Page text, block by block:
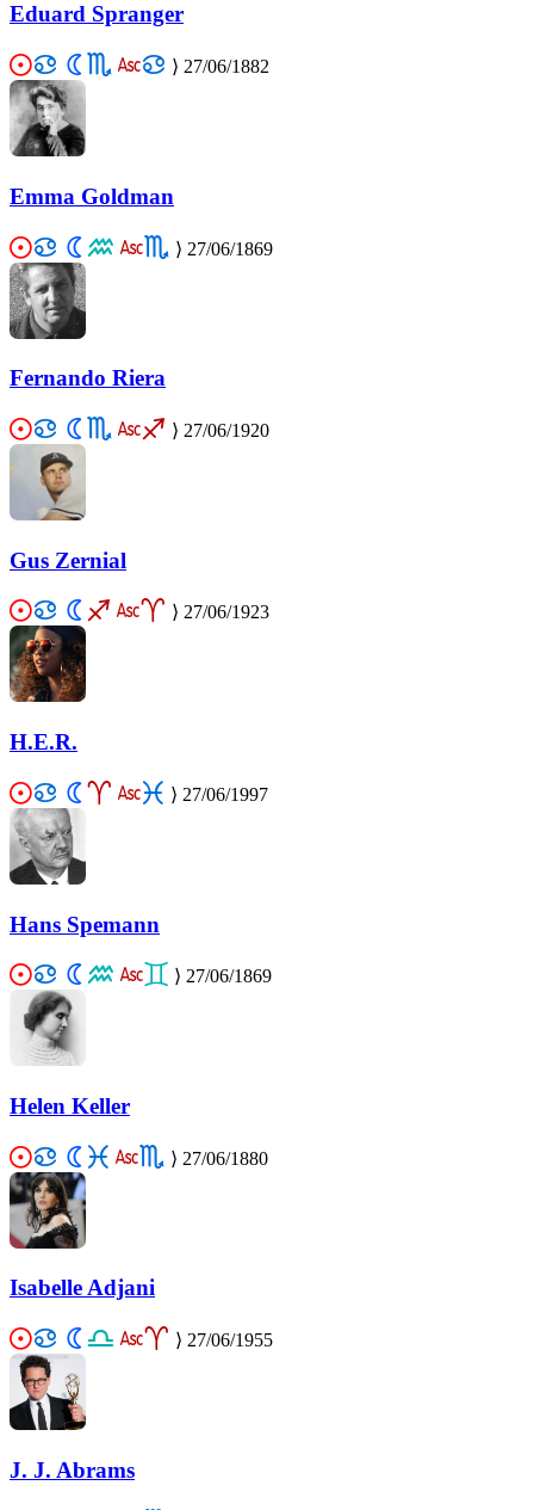
Eduard Spranger
⟩ 27/06/1882
Emma Goldman
⟩ 27/06/1869
Fernando Riera
⟩ 27/06/1920
Gus Zernial
⟩ 27/06/1923
H.E.R.
⟩ 27/06/1997
Hans Spemann
⟩ 27/06/1869
Helen Keller
⟩ 27/06/1880
Isabelle Adjani
⟩ 27/06/1955
J. J. Abrams